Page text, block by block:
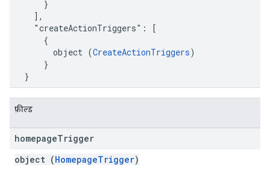
      }
    ],
    "createActionTriggers": [
      {
        object (
CreateActionTriggers)
      }
  }
फ़ील्ड
homepageTrigger
object (HomepageTrigger)